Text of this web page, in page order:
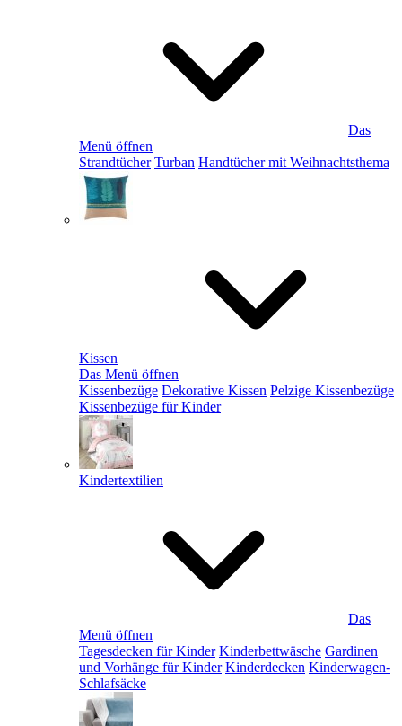
Das
Menü öffnen
Strandtücher Turban Handtücher mit Weihnachtsthema
Kissen
Das Menü öffnen
Kissenbezüge Dekorative Kissen Pelzige Kissenbezüge
Kissenbezüge für Kinder
Kindertextilien
Das
Menü öffnen
Tagesdecken für Kinder Kinderbettwäsche Gardinen
und Vorhänge für Kinder Kinderdecken Kinderwagen-
Schlafsäcke